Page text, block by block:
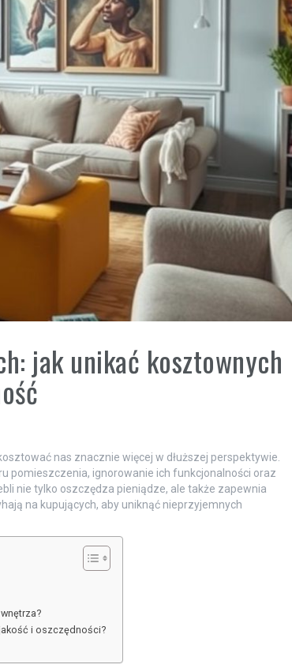
jak unikać kosztownych
nas znacznie więcej w dłuższej perspektywie.
pomieszczenia, ignorowanie ich funkcjonalności oraz
nie tylko oszczędza pieniądze, ale także zapewnia
na kupujących, aby uniknąć nieprzyjemnych
i oszczędności?